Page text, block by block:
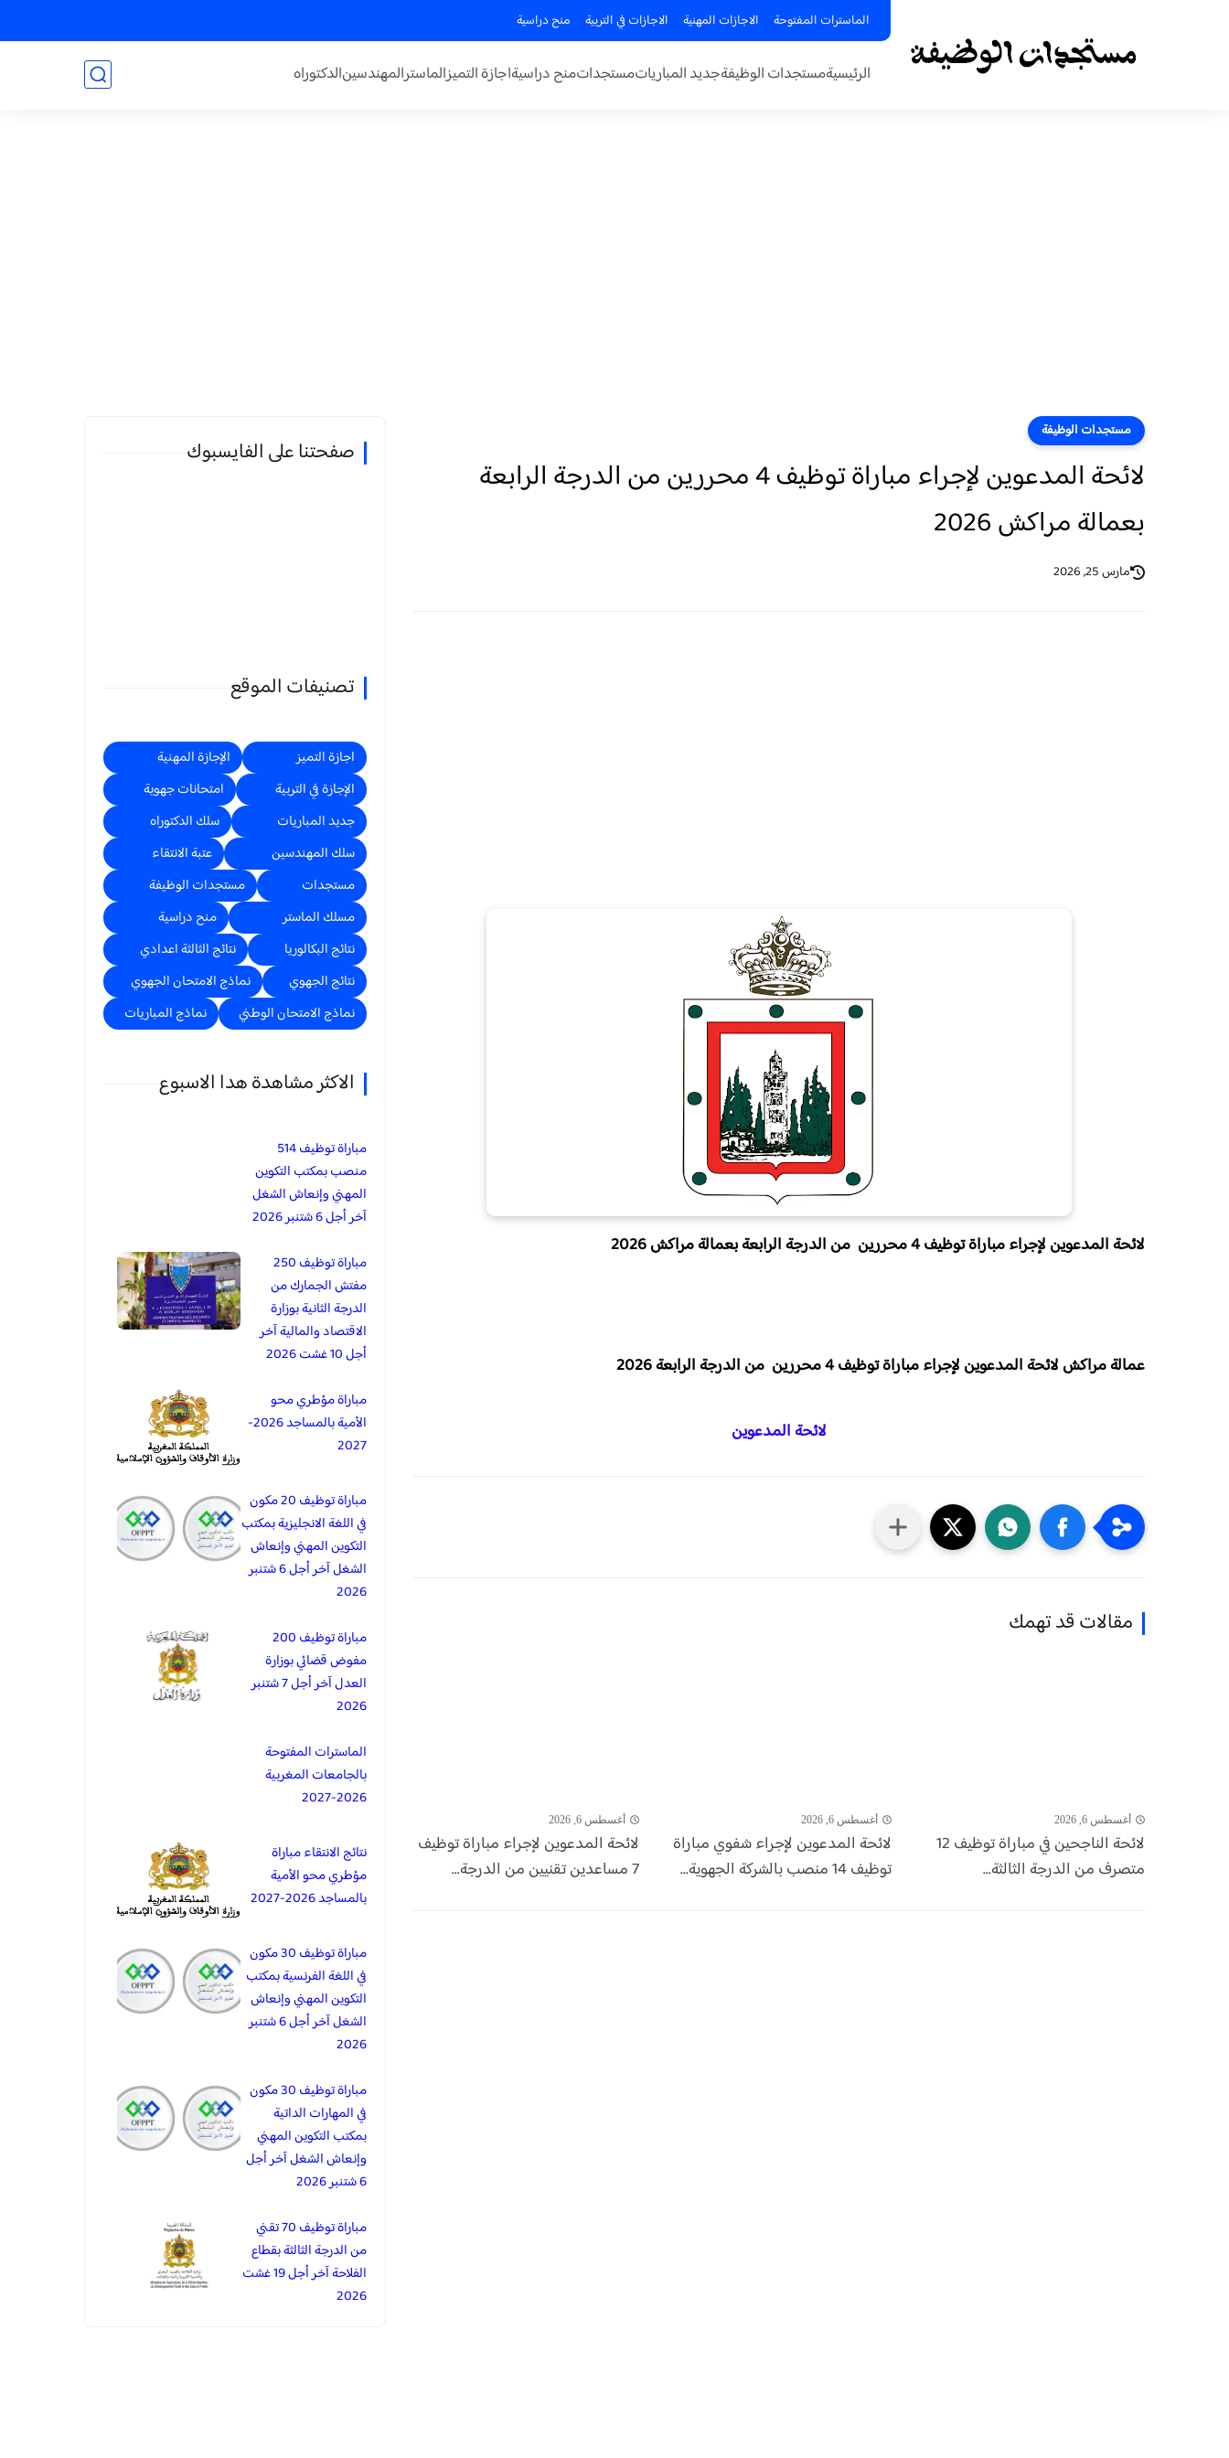
الماسترات المفتوحة الاجازات المهنية الاجازات في التربية منح دراسية
الرئيسيةمستجدات الوظيفةجديد المبارياتمستجداتمنح دراسيةاجازة التميزالماسترالمهندسينالدكتوراه
مستجدات الوظيفة
لائحة المدعوين لإجراء مباراة توظيف 4 محررين من الدرجة الرابعة
بعمالة مراكش 2026
مارس 25, 2026
لائحة المدعوين لإجراء مباراة توظيف 4 محررين من الدرجة الرابعة بعمالة مراكش 2026
عمالة مراكش لائحة المدعوين لإجراء مباراة توظيف 4 محررين من الدرجة الرابعة 2026
لائحة المدعوين
مقالات قد تهمك
أغسطس 6, 2026
لائحة الناجحين في مباراة توظيف 12
متصرف من الدرجة الثالثة...
أغسطس 6, 2026
لائحة المدعوين لإجراء شفوي مباراة
توظيف 14 منصب بالشركة الجهوية...
أغسطس 6, 2026
لائحة المدعوين لإجراء مباراة توظيف
7 مساعدين تقنيين من الدرجة...
صفحتنا على الفايسبوك
تصنيفات الموقع
اجازة التميز
الإجازة المهنية
الإجازة في التربية
امتحانات جهوية
جديد المباريات
سلك الدكتوراه
سلك المهندسين
عتبة الانتقاء
مستجدات
مستجدات الوظيفة
مسلك الماستر
منح دراسية
نتائج البكالوريا
نتائج الثالثة اعدادي
نتائج الجهوي
نماذج الامتحان الجهوي
نماذج الامتحان الوطني
نماذج المباريات
الاكثر مشاهدة هدا الاسبوع
مباراة توظيف 514
منصب بمكتب التكوين
المهني وإنعاش الشغل
آخر أجل 6 شتنبر 2026
مباراة توظيف 250
مفتش الجمارك من
الدرجة الثانية بوزارة
الاقتصاد والمالية آخر
أجل 10 غشت 2026
مباراة مؤطري محو
الأمية بالمساجد 2026-
2027
مباراة توظيف 20 مكون
في اللغة الانجليزية بمكتب
التكوين المهني وإنعاش
الشغل آخر أجل 6 شتنبر
2026
مباراة توظيف 200
مفوض قضائي بوزارة
العدل آخر أجل 7 شتنبر
2026
الماسترات المفتوحة
بالجامعات المغربية
2026-2027
نتائج الانتقاء مباراة
مؤطري محو الأمية
بالمساجد 2026-2027
مباراة توظيف 30 مكون
في اللغة الفرنسية بمكتب
التكوين المهني وإنعاش
الشغل آخر أجل 6 شتنبر
2026
مباراة توظيف 30 مكون
في المهارات الداتية
بمكتب التكوين المهني
وإنعاش الشغل آخر أجل
6 شتنبر 2026
مباراة توظيف 70 تقني
من الدرجة الثالثة بقطاع
الفلاحة آخر أجل 19 غشت
2026